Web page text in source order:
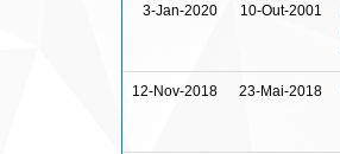
3-Jan-2020 10-Out-2001
12-Nov-2018 23-Mai-2018